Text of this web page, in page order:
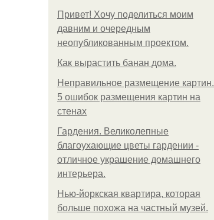
Привет! Хочу поделиться моим
давним и очередным
неопубликованным проектом.
Как вырастить банан дома.
Неправильное размещение картин.
5 ошибок размещения картин на
стенах
Гардения. Великолепные
благоухающие цветы гардении -
отличное украшение домашнего
интерьера.
Нью-йоркская квартира, которая
больше похожа на частный музей.